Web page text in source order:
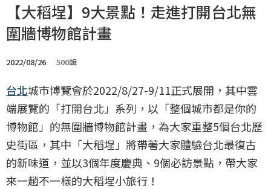
【大稻埕】9大景點！走進打開台北無
圍牆博物館計畫
2022/08/26 500輯
台北城市博覽會於2022/8/27-9/11正式展開，其中雲
端展覽的「打開台北」系列，以「整個城市都是你的
博物館」的無圍牆博物館計畫，為大家重整5個台北歷
史街區，其中「大稻埕」將帶著大家體驗台北最復古
的新味道，並以3個年度慶典、9個必訪景點，帶大家
來一趟不一樣的大稻埕小旅行！